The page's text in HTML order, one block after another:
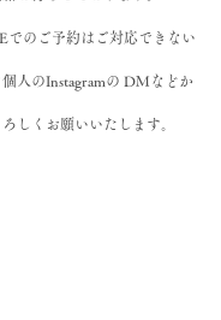
でのご予約はご対応できない
人のInstagramの DMなどか
しくお願いいたします。